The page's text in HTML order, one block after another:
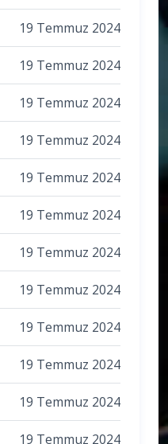
19 Temmuz 2024
19 Temmuz 2024
19 Temmuz 2024
19 Temmuz 2024
19 Temmuz 2024
19 Temmuz 2024
19 Temmuz 2024
19 Temmuz 2024
19 Temmuz 2024
19 Temmuz 2024
19 Temmuz 2024
19 Temmuz 2024